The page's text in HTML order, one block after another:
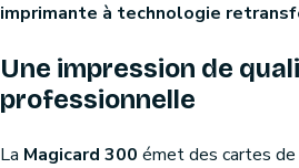
imprimante à technologie
Une impression de
professionnelle
La Magicard 300 émet des cartes de